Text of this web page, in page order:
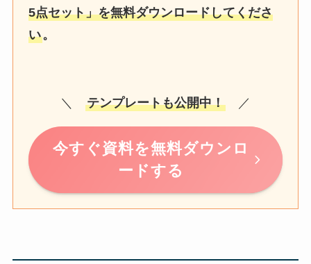
5点セット」を無料ダウンロードしてくださ
い。
＼ テンプレートも公開中！ ／
今すぐ資料を無料ダウンロ
ードする